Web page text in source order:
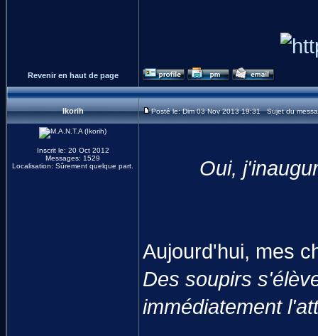
Revenir en haut de page
Ikorih Posté le: Dim 03 Nov 2013 19:31 Sujet du
Inscrit le: 20 Oct 2012
Messages: 1529
Localisation: Sûrement quelque part.
Oui,
Aujourd'hui, mes
Des soupirs
immédiatement